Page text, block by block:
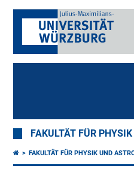
FAKULTÄT FÜR
FAKULTÄT FÜR PHYSIK UND